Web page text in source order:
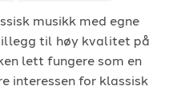
musikk med egne
til høy kvalitet på
lett fungere som en
interessen for klassisk